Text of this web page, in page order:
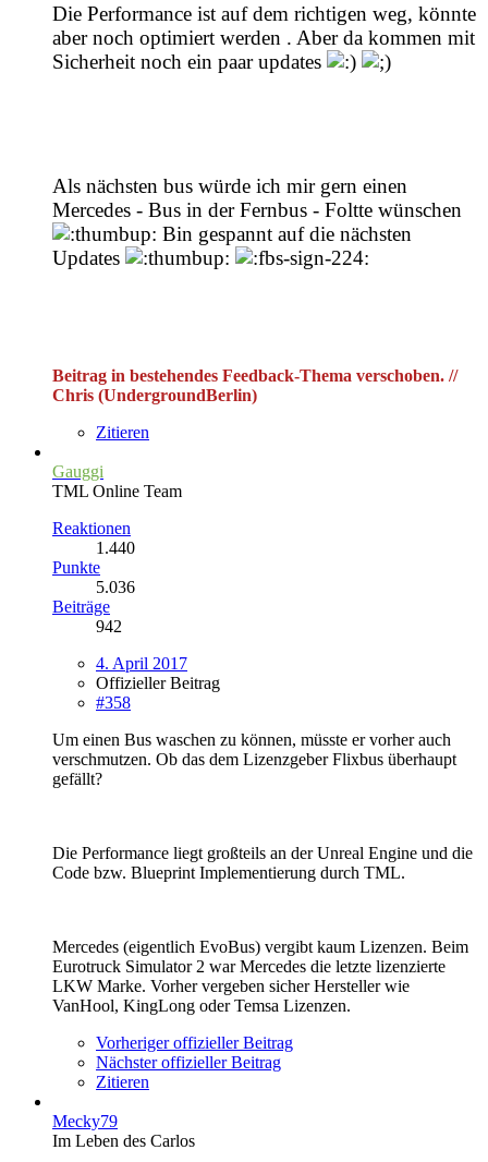
Die Performance ist auf dem richtigen weg, könnte
aber noch optimiert werden . Aber da kommen mit
Sicherheit noch ein paar updates
Als nächsten bus würde ich mir gern einen
Mercedes - Bus in der Fernbus - Foltte wünschen
Bin gespannt auf die nächsten
Updates
Beitrag in bestehendes Feedback-Thema verschoben. //
Chris (UndergroundBerlin)
Zitieren
Gauggi
TML Online Team
Reaktionen
1.440
Punkte
5.036
Beiträge
942
4. April 2017
Offizieller Beitrag
#358
Um einen Bus waschen zu können, müsste er vorher auch
verschmutzen. Ob das dem Lizenzgeber Flixbus überhaupt
gefällt?
Die Performance liegt großteils an der Unreal Engine und die
Code bzw. Blueprint Implementierung durch TML.
Mercedes (eigentlich EvoBus) vergibt kaum Lizenzen. Beim
Eurotruck Simulator 2 war Mercedes die letzte lizenzierte
LKW Marke. Vorher vergeben sicher Hersteller wie
VanHool, KingLong oder Temsa Lizenzen.
Vorheriger offizieller Beitrag
Nächster offizieller Beitrag
Zitieren
Mecky79
Im Leben des Carlos